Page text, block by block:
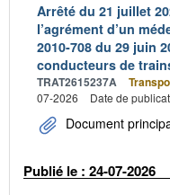
Arrêté du 21 juillet
l’agrément d’un
2010-708 du 29 juin
conducteurs de
TRAT2615237A
07-2026
Date de
Document
Publié le : 24-07-2026